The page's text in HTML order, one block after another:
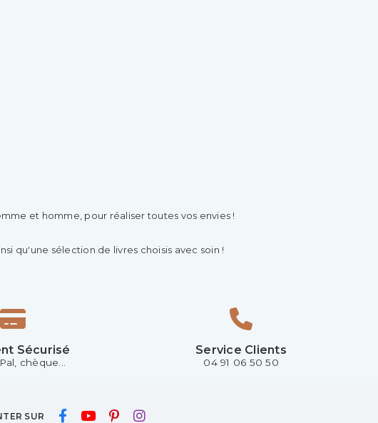
et homme, pour réaliser toutes vos envies !
qu'une sélection de livres choisis avec soin !
Sécurisé
chèque...
Service Clients
04 91 06 50 50
SUR